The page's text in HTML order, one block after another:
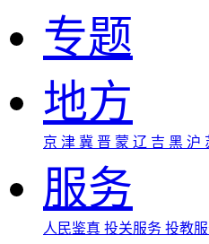
专题
地方
京 津 冀 晋 蒙 辽 吉 黑 沪
服务
人民鉴真 投关服务 投教